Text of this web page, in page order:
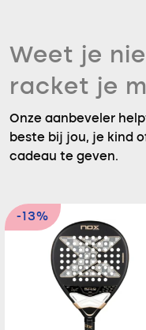
Weet je
racket je
Onze aanbeveler
beste bij jou, je kind
cadeau te geven.
-13%